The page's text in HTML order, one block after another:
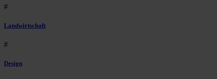
#
Landwirtschaft
#
Design